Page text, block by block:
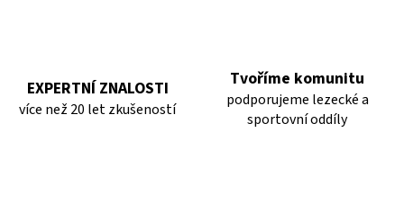
EXPERTNÍ ZNALOSTI
více než 20 let zkušeností
Tvoříme komunitu
podporujeme lezecké a
sportovní oddíly